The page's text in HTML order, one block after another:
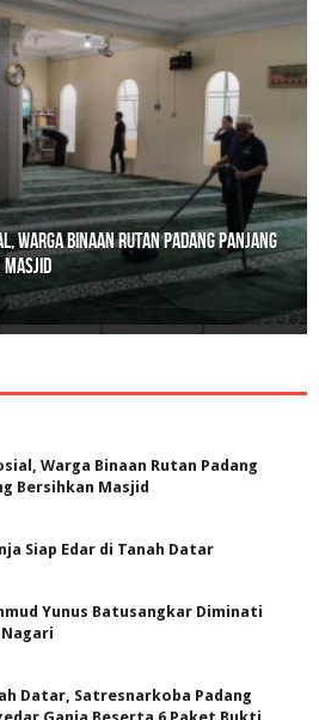
Edar di Tanah Datar
Warga Binaan Rutan Padang
Bersihkan Masjid
Siap Edar di Tanah Datar
Yunus Batusangkar Diminati
Datar, Satresnarkoba Padang